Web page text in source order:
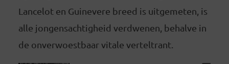
Lancelot en Guinevere breed is uitgemeten, is
alle jongensachtigheid verdwenen, behalve in
de onverwoestbaar vitale verteltrant.